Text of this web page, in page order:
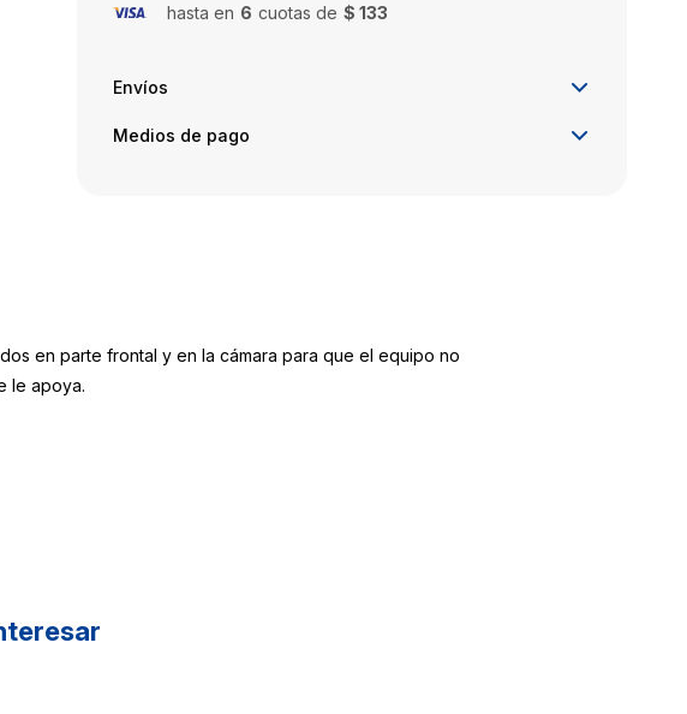
hasta en 6 cuotas de $ 133
Envíos
Medios de pago
en parte frontal y en la cámara para que el equipo no
le apoya.